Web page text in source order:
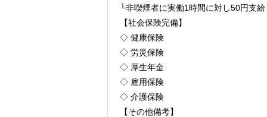
└非喫煙者に実働1時間に対し50円支
【社会保険完備】
◇ 健康保険
◇ 労災保険
◇ 厚生年金
◇ 雇用保険
◇ 介護保険
【その他備考】